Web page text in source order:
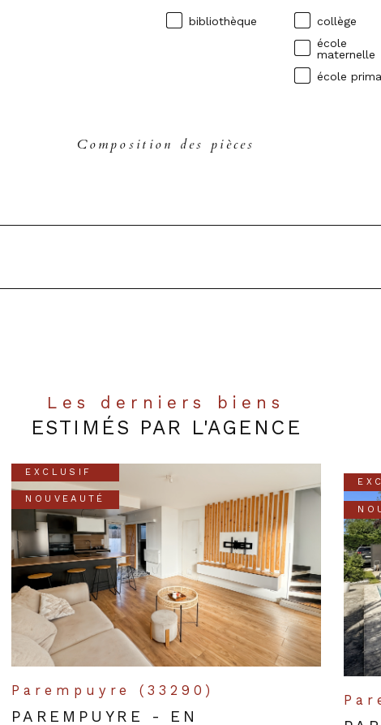
bibliothèque
collège
école
maternelle
école
Composition des pièces
Les derniers biens
ESTIMÉS PAR L'AGENCE
EXCLUSIF
NOUVEAUTÉ
Parempuyre (33290)
PAREMPUYRE - EN